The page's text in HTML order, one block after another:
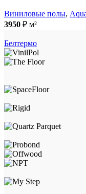
Виниловые полы,
3950 ₽ м²
Белтермо